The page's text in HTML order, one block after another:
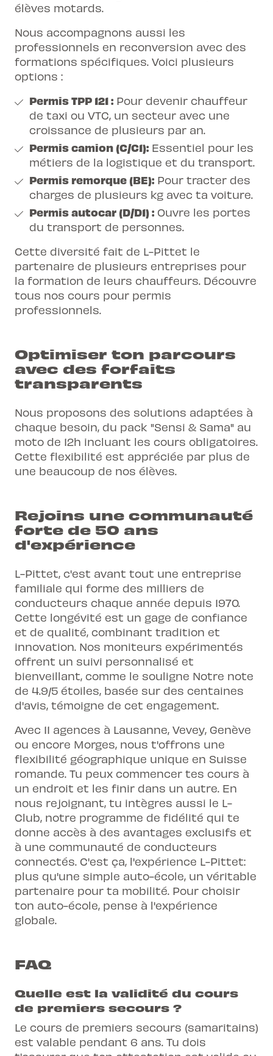
élèves motards.
Nous accompagnons aussi les
professionnels en reconversion avec des
formations spécifiques. Voici plusieurs
options :
Permis TPP 121 : Pour devenir chauffeur
de taxi ou VTC, un secteur avec une
croissance de plusieurs par an.
Permis camion (C/C1): Essentiel pour les
métiers de la logistique et du transport.
Permis remorque (BE): Pour tracter des
charges de plusieurs kg avec ta voiture.
Permis autocar (D/D1) : Ouvre les portes
du transport de personnes.
Cette diversité fait de L-Pittet le
partenaire de plusieurs entreprises pour
la formation de leurs chauffeurs. Découvre
tous nos cours pour permis
professionnels.
Optimiser ton parcours
avec des forfaits
transparents
Nous proposons des solutions adaptées à
chaque besoin, du pack "Sensi & Sama" au
moto de 12h incluant les cours obligatoires.
Cette flexibilité est appréciée par plus de
une beaucoup de nos élèves.
Rejoins une communauté
forte de 50 ans
d'expérience
L-Pittet, c'est avant tout une entreprise
familiale qui forme des milliers de
conducteurs chaque année depuis 1970.
Cette longévité est un gage de confiance
et de qualité, combinant tradition et
innovation. Nos moniteurs expérimentés
offrent un suivi personnalisé et
bienveillant, comme le souligne Notre note
de 4.9/5 étoiles, basée sur des centaines
d'avis, témoigne de cet engagement.
Avec 11 agences à Lausanne, Vevey, Genève
ou encore Morges, nous t'offrons une
flexibilité géographique unique en Suisse
romande. Tu peux commencer tes cours à
un endroit et les finir dans un autre. En
nous rejoignant, tu intègres aussi le L-
Club, notre programme de fidélité qui te
donne accès à des avantages exclusifs et
à une communauté de conducteurs
connectés. C'est ça, l'expérience L-Pittet:
plus qu'une simple auto-école, un véritable
partenaire pour ta mobilité. Pour choisir
ton auto-école, pense à l'expérience
globale.
FAQ
Quelle est la validité du cours
de premiers secours ?
Le cours de premiers secours (samaritains)
est valable pendant 6 ans. Tu dois